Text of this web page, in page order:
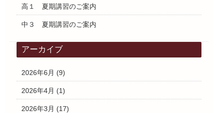
高１ 夏期講習のご案内
中３ 夏期講習のご案内
アーカイブ
2026年6月 (9)
2026年4月 (1)
2026年3月 (17)